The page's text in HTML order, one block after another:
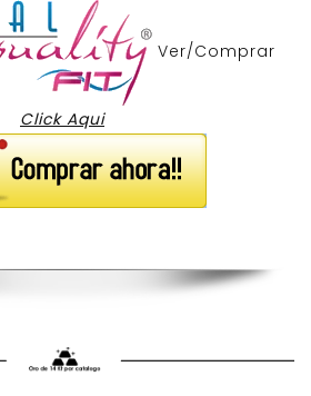
Ver/Comprar
Click Aqui